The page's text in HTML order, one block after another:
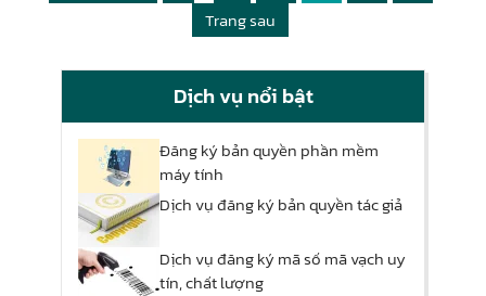
Trang sau
Dịch vụ nổi bật
Đăng ký bản quyền phần mềm
máy tính
Dịch vụ đăng ký bản quyền tác giả
Dịch vụ đăng ký mã số mã vạch uy
tín, chất lượng